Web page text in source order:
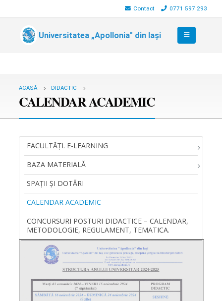
Contact 0771 597 293
Universitatea „Apollonia" din Iași
ACASĂ DIDACTIC
CALENDAR ACADEMIC
FACULTĂŢI. E-LEARNING
BAZA MATERIALĂ
SPAȚII ȘI DOTĂRI
CALENDAR ACADEMIC
CONCURSURI POSTURI DIDACTICE – CALENDAR,
METODOLOGIE, REGULAMENT, TEMATICA.